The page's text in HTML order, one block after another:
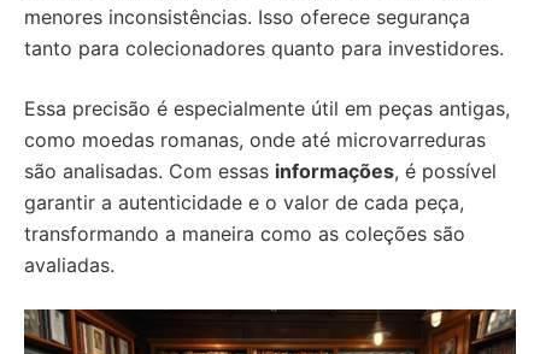
menores inconsistências. Isso oferece segurança
tanto para colecionadores quanto para investidores.
Essa precisão é especialmente útil em peças antigas,
como moedas romanas, onde até microvarreduras
são analisadas. Com essas informações, é possível
garantir a autenticidade e o valor de cada peça,
transformando a maneira como as coleções são
avaliadas.